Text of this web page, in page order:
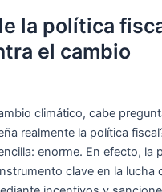
la política
el cambio
climático, cabe
realmente la política
enorme. En efecto, la
clave en la lucha